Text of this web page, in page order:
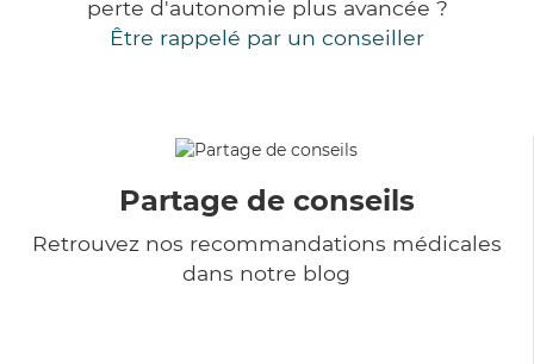
perte d'autonomie plus avancée ?
Être rappelé par un conseiller
Partage de conseils
Retrouvez nos recommandations médicales
dans notre blog